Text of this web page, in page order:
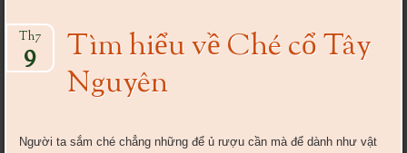
Tìm hiểu về Ché cổ Tây
Nguyên
Th7
9
Người ta sắm ché chẳng những để ủ rượu cần mà để dành như vật